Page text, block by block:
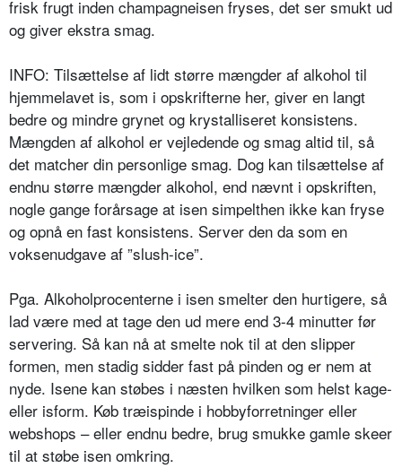
frisk frugt inden champagneisen fryses, det ser smukt ud
og giver ekstra smag.
INFO: Tilsættelse af lidt større mængder af alkohol til
hjemmelavet is, som i opskrifterne her, giver en langt
bedre og mindre grynet og krystalliseret konsistens.
Mængden af alkohol er vejledende og smag altid til, så
det matcher din personlige smag. Dog kan tilsættelse af
endnu større mængder alkohol, end nævnt i opskriften,
nogle gange forårsage at isen simpelthen ikke kan fryse
og opnå en fast konsistens. Server den da som en
voksenudgave af ”slush-ice”.
Pga. Alkoholprocenterne i isen smelter den hurtigere, så
lad være med at tage den ud mere end 3-4 minutter før
servering. Så kan nå at smelte nok til at den slipper
formen, men stadig sidder fast på pinden og er nem at
nyde. Isene kan støbes i næsten hvilken som helst kage-
eller isform. Køb træispinde i hobbyforretninger eller
webshops – eller endnu bedre, brug smukke gamle skeer
til at støbe isen omkring.